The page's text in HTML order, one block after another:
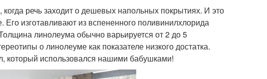
речь заходит о дешевых напольных покрытиях. И это
изготавливают из вспененного поливинилхлорида
линолеума обычно варьируется от 2 до 5
о линолеуме как показателе низкого достатка.
который использовался нашими бабушками!